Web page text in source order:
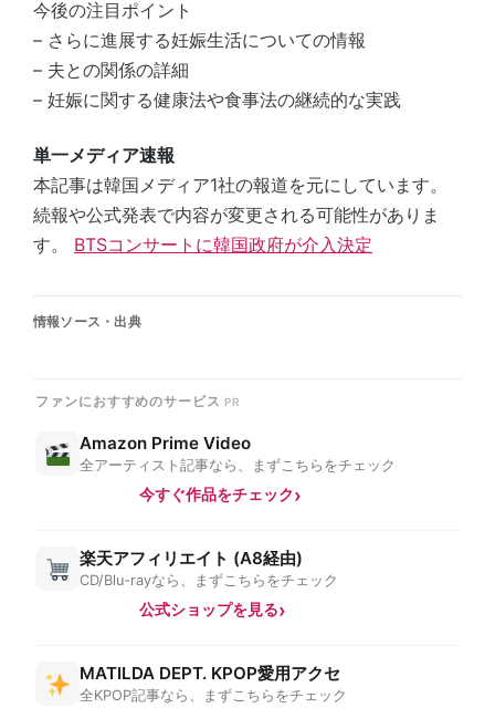
今後の注目ポイント
– さらに進展する妊娠生活についての情報
– 夫との関係の詳細
– 妊娠に関する健康法や食事法の継続的な実践
単一メディア速報
本記事は韓国メディア1社の報道を元にしています。
続報や公式発表で内容が変更される可能性がありま
す。 BTSコンサートに韓国政府が介入決定
情報ソース・出典
ファンにおすすめのサービス
Amazon Prime Video
全アーティスト記事なら、まずこちらをチェック
今すぐ作品をチェック
楽天アフィリエイト (A8経由)
CD/Blu-rayなら、まずこちらをチェック
公式ショップを見る
MATILDA DEPT. KPOP愛用アクセ
全KPOP記事なら、まずこちらをチェック